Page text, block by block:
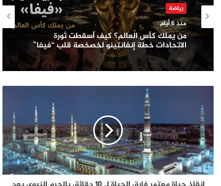
رياضة
منذ 6 أيام
من يملك كأس العالم؟ كيف أسقطت ثورة
الاتحادات خطة إنفانتينو لخصخصة قلب “فيفا”